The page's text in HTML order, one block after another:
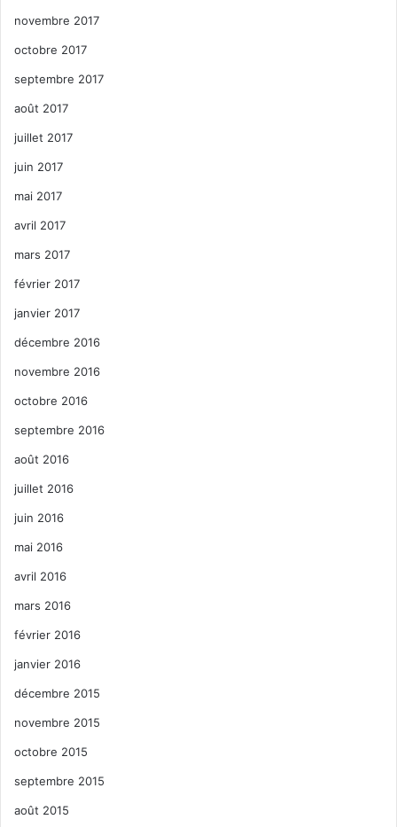
novembre 2017
octobre 2017
septembre 2017
août 2017
juillet 2017
juin 2017
mai 2017
avril 2017
mars 2017
février 2017
janvier 2017
décembre 2016
novembre 2016
octobre 2016
septembre 2016
août 2016
juillet 2016
juin 2016
mai 2016
avril 2016
mars 2016
février 2016
janvier 2016
décembre 2015
novembre 2015
octobre 2015
septembre 2015
août 2015